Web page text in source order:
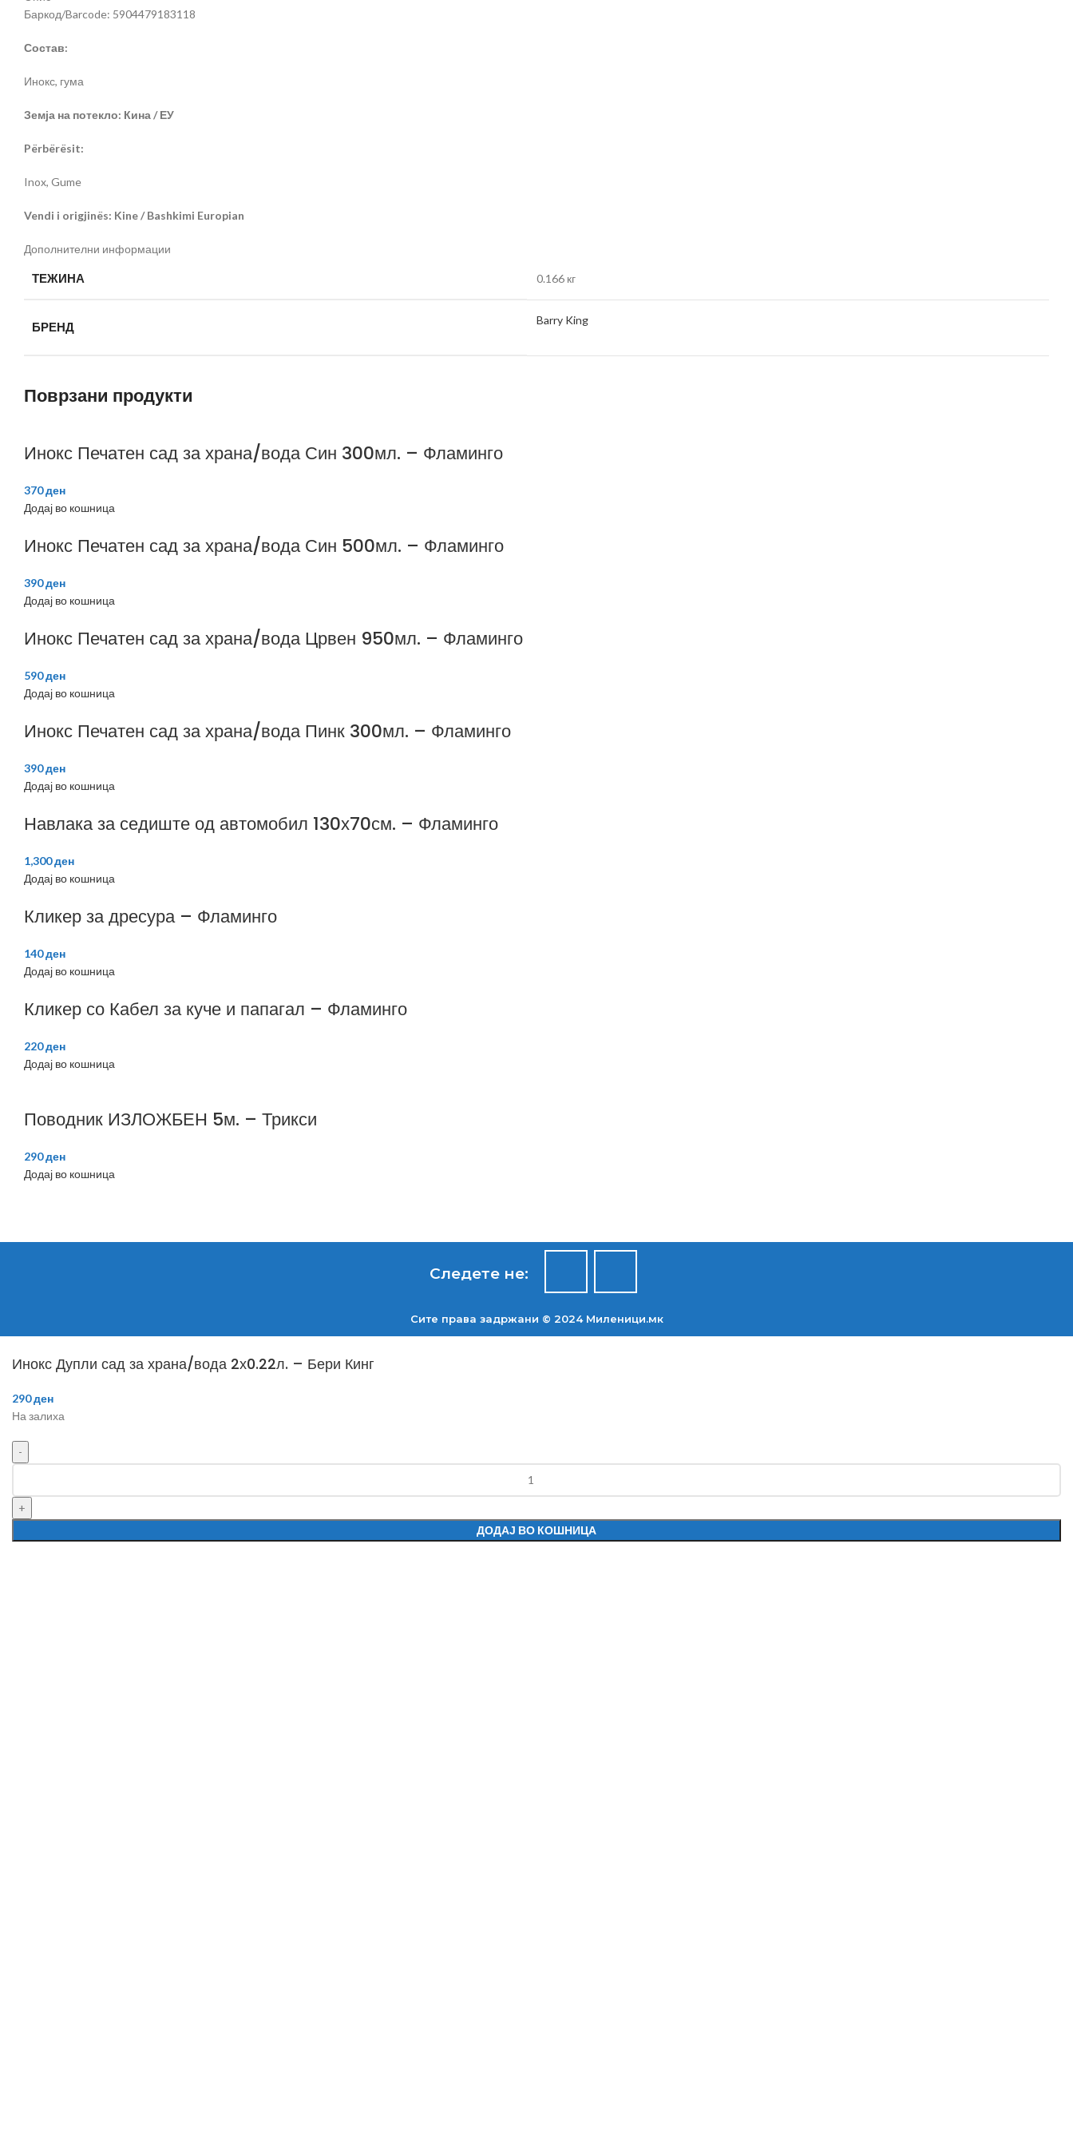
Баркод/Barcode: 5904479183118
Состав:
Инокс, гума
Земја на потекло: Кина / ЕУ
Përbërësit:
Inox, Gume
Vendi i origjinës: Kine / Bashkimi Europian
Дополнителни информации
ТЕЖИНА 0.166 кг
БРЕНД Barry King
Поврзани продукти
Инокс Печатен сад за храна/вода Син 300мл. – Фламинго
370ден
Додај во кошница
Инокс Печатен сад за храна/вода Син 500мл. – Фламинго
390ден
Додај во кошница
Инокс Печатен сад за храна/вода Црвен 950мл. – Фламинго
590ден
Додај во кошница
Инокс Печатен сад за храна/вода Пинк 300мл. – Фламинго
390ден
Додај во кошница
Навлака за седиште од автомобил 130х70см. – Фламинго
1,300ден
Додај во кошница
Кликер за дресура – Фламинго
140ден
Додај во кошница
Кликер со Кабел за куче и папагал – Фламинго
220ден
Додај во кошница
Поводник ИЗЛОЖБЕН 5м. – Трикси
290ден
Додај во кошница
Следете не:
Сите права задржани © 2024 Mиленици.мк
Инокс Дупли сад за храна/вода 2х0.22л. – Бери Кинг
290ден
На залиха
ДОДАЈ ВО КОШНИЦА